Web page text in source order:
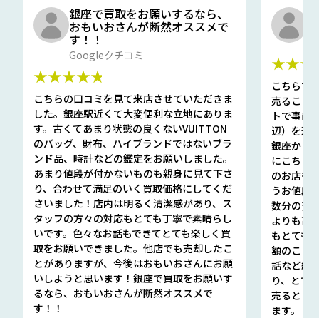
銀座で買取をお願いするなら、
おもいおさんが断然オススメで
す！！
Googleクチコミ
★★★★★
こちらの口コミを見て来店させていただきま
した。銀座駅近くて大変便利な立地にありま
す。古くてあまり状態の良くないVUITTON
のバッグ、財布、ハイブランドではないブラ
ンド品、時計などの鑑定をお願いしました。
あまり値段が付かないものも親身に見て下さ
り、合わせて満足のいく買取価格にしてくだ
さいました！店内は明るく清潔感があり、ス
タッフの方々の対応もとても丁寧で素晴らし
いです。色々なお話もできてとても楽しく買
取をお願いできました。他店でも売却したこ
とがありますが、今後はおもいおさんにお願
いしようと思います！銀座で買取をお願いす
るなら、おもいおさんが断然オススメで
す！！
こちらで
売ること
トで事前
辺）を選
銀座から
にこちら
のお店も
うお値段
数分の査
よりも高
もとても
額のこと
話など細
り、とて
売るとき
ます。